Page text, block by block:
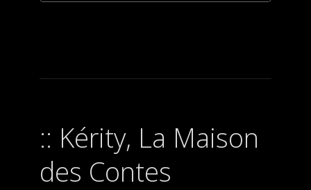
Kérity, La Maison
des Contes